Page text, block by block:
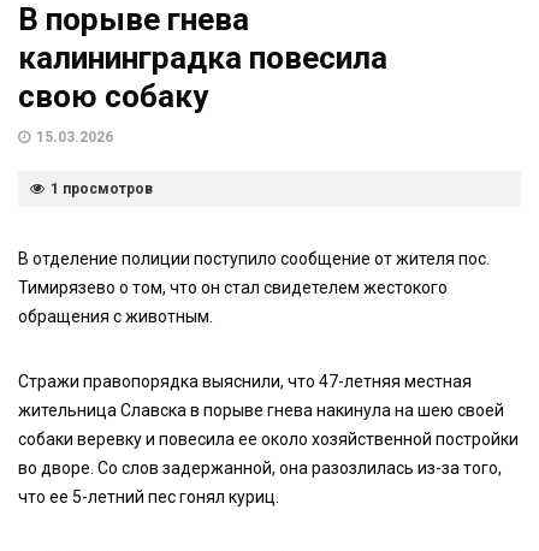
В порыве гнева
калининградка повесила
свою собаку
15.03.2026
1 просмотров
В отделение полиции поступило сообщение от жителя пос.
Тимирязево о том, что он стал свидетелем жестокого
обращения с животным.
Стражи правопорядка выяснили, что 47-летняя местная
жительница Славска в порыве гнева накинула на шею своей
собаки веревку и повесила ее около хозяйственной постройки
во дворе. Со слов задержанной, она разозлилась из-за того,
что ее 5-летний пес гонял куриц.